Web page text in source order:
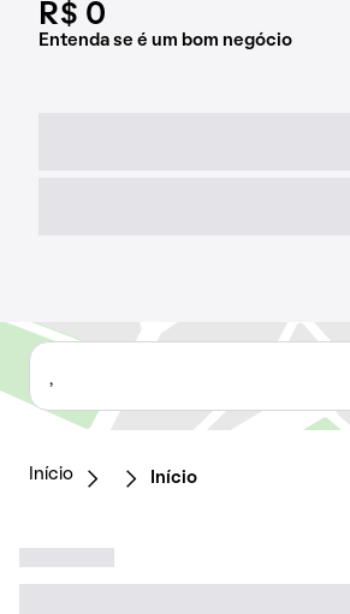
R$ 0
Entenda se é um bom negócio
,
Início Início